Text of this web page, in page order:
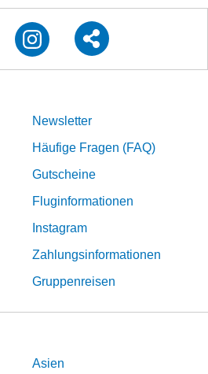
Newsletter
Häufige Fragen (FAQ)
Gutscheine
Fluginformationen
Instagram
Zahlungsinformationen
Gruppenreisen
Asien